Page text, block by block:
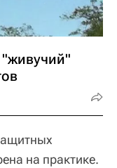
"живучий"
на практике.